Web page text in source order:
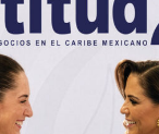
inspira;
Mayakoba y